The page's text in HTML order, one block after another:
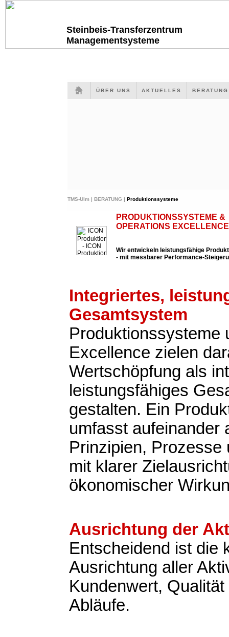
Steinbeis-Transferzentrum
Managementsysteme
ÜBER UNS AKTUELLES
TMS-Ulm | BERATUNG | Produktionssysteme
PRODUKTIONSSYSTEME &
OPERATIONS EXCELLENCE
Wir entwickeln leistungsfähige
- mit messbarer Performance-
Integriertes,
Gesamtsystem
Produktionssysteme
Excellence zielen
Wertschöpfung als
leistungsfähiges
gestalten. Ein
umfasst aufeinander
Prinzipien, Prozesse
mit klarer
ökonomischer
Ausrichtung der
Entscheidend ist die
Ausrichtung aller
Kundenwert,
Abläufe.